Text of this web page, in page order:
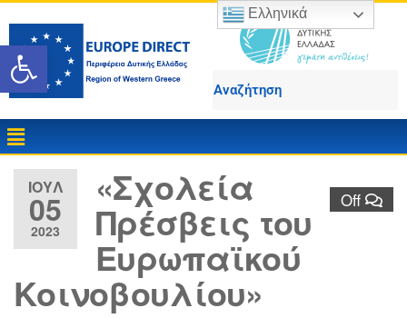
Ανοίξτε τη γραμμή
ΙΟΎΛ
05
2023
Off
«Σχολεία
Πρέσβεις του
Ευρωπαϊκού
Κοινοβουλίου»
Ελληνικά